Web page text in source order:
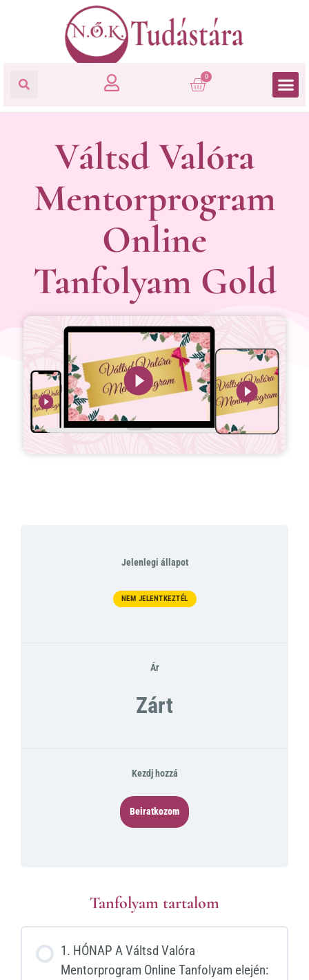
0
Váltsd Valóra
Mentorprogram
Online
Tanfolyam Gold
Jelenlegi állapot
NEM JELENTKEZTÉL
Ár
Zárt
Kezdj hozzá
Beiratkozom
Tanfolyam tartalom
1. HÓNAP A Váltsd Valóra
Mentorprogram Online Tanfolyam elején: